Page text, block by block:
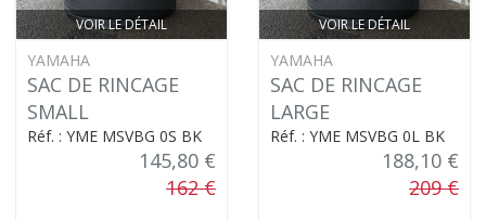
VOIR LE DÉTAIL
YAMAHA
SAC DE RINCAGE
SMALL
Réf. : YME MSVBG 0S BK
145,80 €
162 €
VOIR LE DÉTAIL
YAMAHA
SAC DE RINCAGE
LARGE
Réf. : YME MSVBG 0L BK
188,10 €
209 €